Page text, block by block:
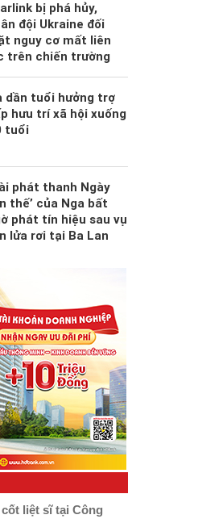
bị phá hủy,
đội Ukraine đối
nguy cơ mất liên
trên chiến trường
dần tuổi hưởng trợ
hưu trí xã hội xuống
tuổi
phát thanh Ngày
thế’ của Nga bất
phát tín hiệu sau vụ
lửa rơi tại Ba Lan
liệt sĩ tại Công